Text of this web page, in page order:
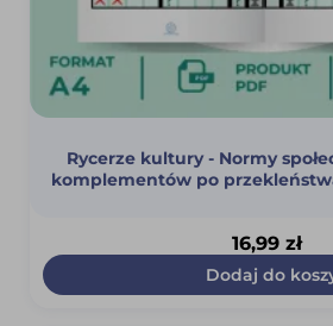
Rycerze kultury - Normy
komplementów po
16,99 zł
Dodaj do